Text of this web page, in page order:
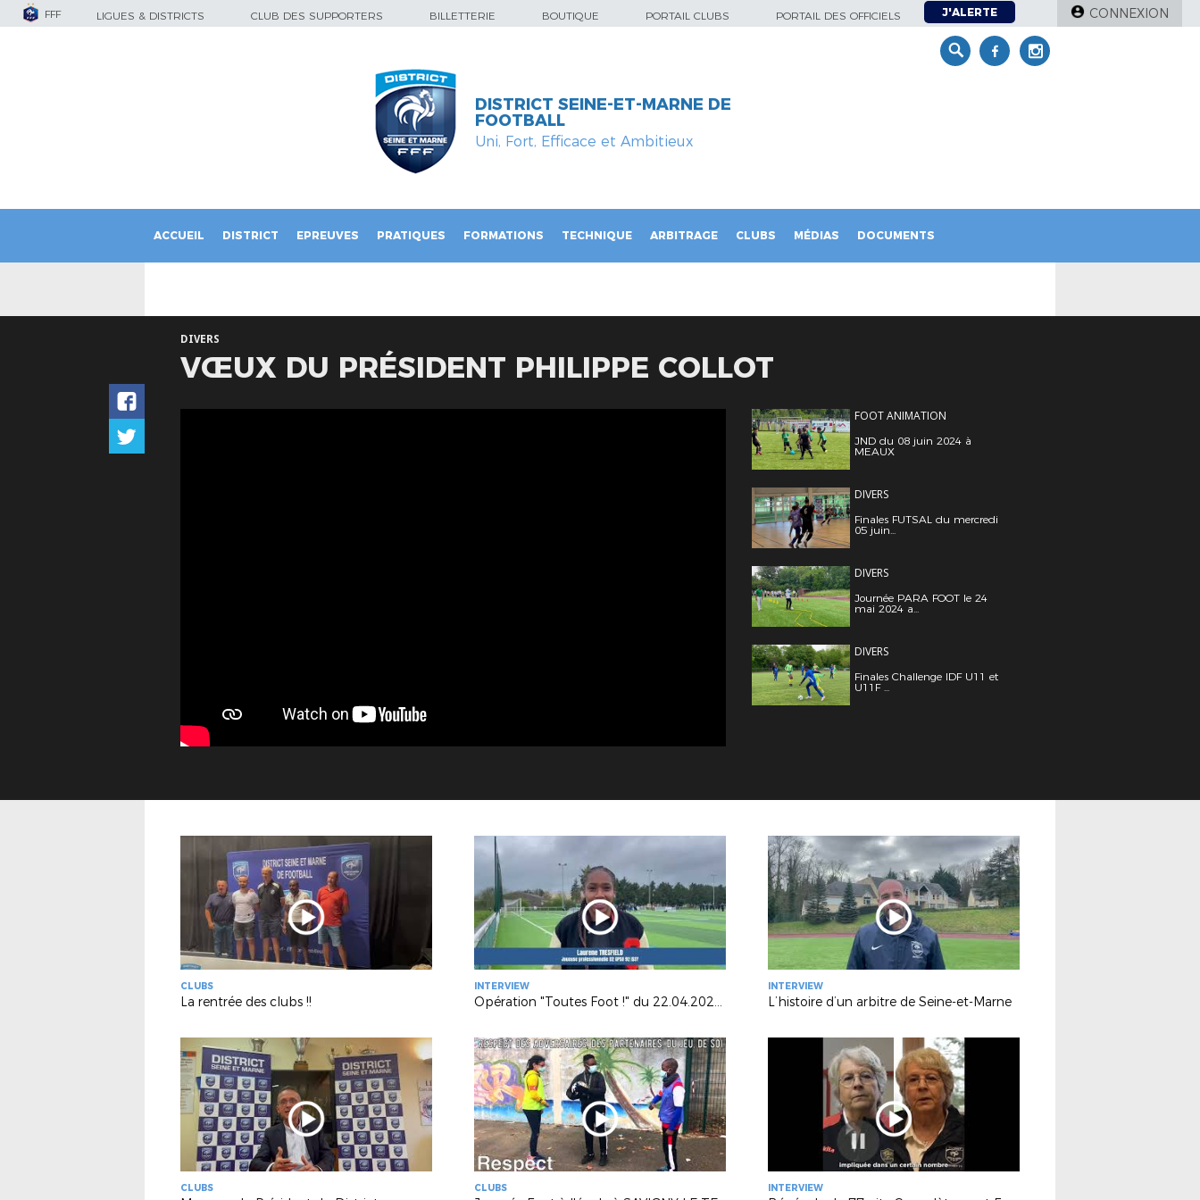
FFF LIGUES & DISTRICTS CLUB DES SUPPORTERS BILLETTERIE BOUTIQUE PORTAIL CLUBS PORTAIL DES OFFICIELS J'ALERTE CONNEXION
DISTRICT SEINE-ET-MARNE DE
FOOTBALL
Uni, Fort, Efficace et Ambitieux
ACCUEIL DISTRICT EPREUVES PRATIQUES FORMATIONS TECHNIQUE ARBITRAGE CLUBS MÉDIAS DOCUMENTS
DIVERS
VŒUX DU PRÉSIDENT PHILIPPE COLLOT
FOOT ANIMATION
JND du 08 juin 2024 à
MEAUX
DIVERS
Finales FUTSAL du mercredi
05 juin...
DIVERS
Journée PARA FOOT le 24
mai 2024 a...
DIVERS
Finales Challenge IDF U11 et
U11F ...
CLUBS
La rentrée des clubs !!
INTERVIEW
Opération "Toutes Foot !" du 22.04.2023 à TOURNAN
INTERVIEW
L’histoire d’un arbitre de Seine-et-Marne
CLUBS CLUBS INTERVIEW